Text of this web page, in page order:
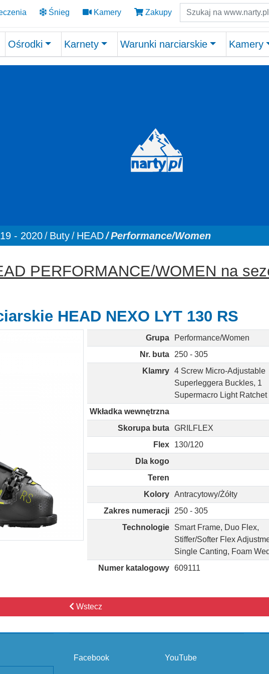
Śnieg Kamery Zakupy Szukaj
Ośrodki Karnety Warunki narciarskie Kamery
- 2020 Buty HEAD Performance/Women
PERFORMANCE/WOMEN na
HEAD NEXO LYT 130 RS
Grupa
Performance/Women
Nr. buta
250 - 305
Klamry 4 Screw Micro-Adjustable
Superleggera Buckles, 1
Supermacro Light Ratchet
Wkładka wewnętrzna
Skorupa buta GRILFLEX
Flex
130/120
Dla kogo
Teren
Kolory Antracytowy/Żółty
Zakres numeracji
250 - 305
Technologie
Smart Frame, Duo Flex,
Stiffer/Softer Flex
Single Canting, Foam
Numer katalogowy 609111
Wstecz
Facebook YouTube